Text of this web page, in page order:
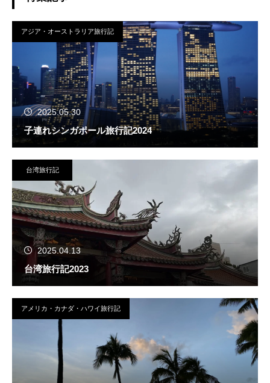
アジア・オーストラリア旅行記
2025.05.30
子連れシンガポール旅行記2024
台湾旅行記
2025.04.13
台湾旅行記2023
アメリカ・カナダ・ハワイ旅行記